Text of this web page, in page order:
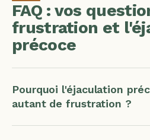
FAQ : vos
frustration et
précoce
Pourquoi l'éjaculation
autant de frustration ?